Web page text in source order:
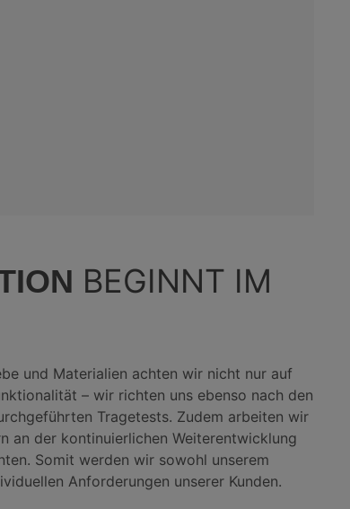
BEGINNT IM
und Materialien achten wir nicht nur auf
– wir richten uns ebenso nach den
Tragetests. Zudem arbeiten wir
an der kontinuierlichen Weiterentwicklung
Somit werden wir sowohl unserem
Anforderungen unserer Kunden.